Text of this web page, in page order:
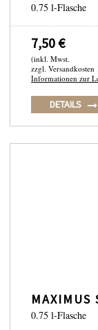
0.75 l-Flasche
7,50 €
(inkl. Mwst.
zzgl. Versandkosten
Informationen zur
DETAILS
MAXIMUS
0.75 l-Flasche